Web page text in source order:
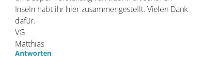
Inseln habt ihr hier zusammengestellt. Vielen
Dank dafür.
VG
Matthias
Antworten